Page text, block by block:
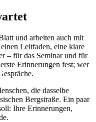
und arbeiten auch mit
Leitfaden, eine klare
– für das Seminar und für
Erinnerungen fest; wer
die dasselbe
Bergstraße. Ein paar
Ihre Erinnerungen,